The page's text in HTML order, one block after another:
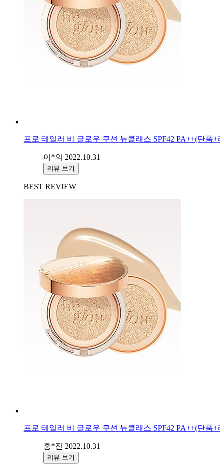
프로 테일러 비 글로우 쿠션 뉴클래스 SPF42 PA++(단품+
이*의 2022.10.31
리뷰 보기
BEST REVIEW
프로 테일러 비 글로우 쿠션 뉴클래스 SPF42 PA++(단품+
홍*진 2022.10.31
리뷰 보기